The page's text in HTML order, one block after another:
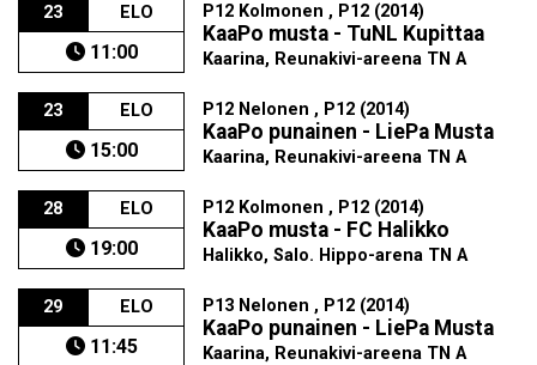
23 ELO
11:00
P12 Kolmonen , P12 (2014)
KaaPo musta - TuNL Kupittaa
Kaarina, Reunakivi-areena TN A
23 ELO
15:00
P12 Nelonen , P12 (2014)
KaaPo punainen - LiePa Musta
Kaarina, Reunakivi-areena TN A
28 ELO
19:00
P12 Kolmonen , P12 (2014)
KaaPo musta - FC Halikko
Halikko, Salo. Hippo-arena TN A
29 ELO
11:45
P13 Nelonen , P12 (2014)
KaaPo punainen - LiePa Musta
Kaarina, Reunakivi-areena TN A